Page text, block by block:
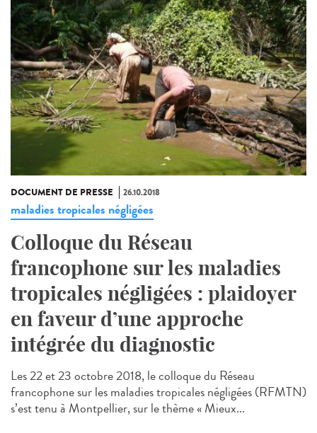
DOCUMENT DE PRESSE 26.10.2018
maladies tropicales négligées
Colloque du Réseau
francophone sur les maladies
tropicales négligées : plaidoyer
en faveur d’une approche
intégrée du diagnostic
Les 22 et 23 octobre 2018, le colloque du Réseau
francophone sur les maladies tropicales négligées (RFMTN)
s’est tenu à Montpellier, sur le thème « Mieux...